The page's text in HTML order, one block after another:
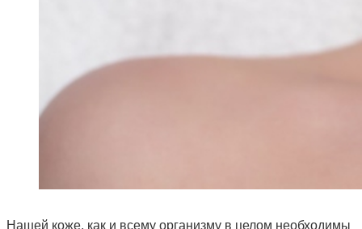
Нашей коже, как и всему организму в целом необходимы